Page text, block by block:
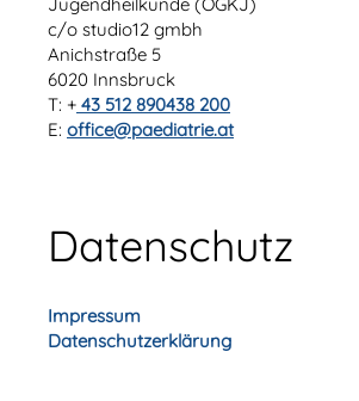
Jugendheilkunde (ÖGKJ)
c/o studio12 gmbh
Anichstraße 5
6020 Innsbruck
T: + 43 512 890438 200
E: office@paediatrie.at
Datenschutz
Impressum
Datenschutzerklärung